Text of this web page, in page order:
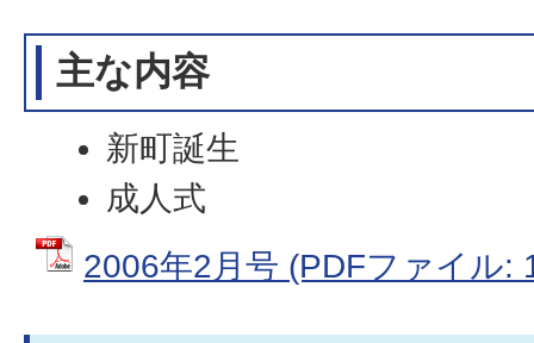
主な内容
新町誕生
成人式
2006年2月号 (PDFファイル: